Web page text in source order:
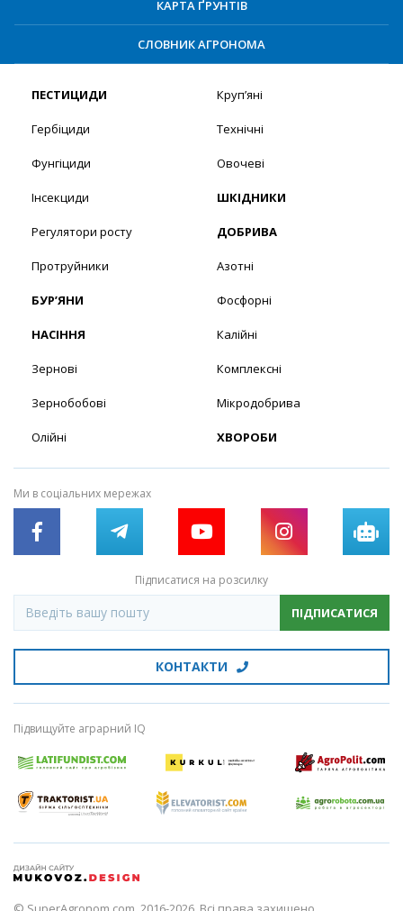
КАРТА ҐРУНТІВ
СЛОВНИК АГРОНОМА
ПЕСТИЦИДИ
Гербіциди
Фунгіциди
Інсекциди
Регулятори росту
Протруйники
БУР’ЯНИ
НАСІННЯ
Зернові
Зернобобові
Олійні
Круп’яні
Технічні
Овочеві
ШКІДНИКИ
ДОБРИВА
Азотні
Фосфорні
Калійні
Комплексні
Мікродобрива
ХВОРОБИ
Ми в соціальних мережах
Підписатися на розсилку
ПІДПИСАТИСЯ
КОНТАКТИ
Підвищуйте аграрний IQ